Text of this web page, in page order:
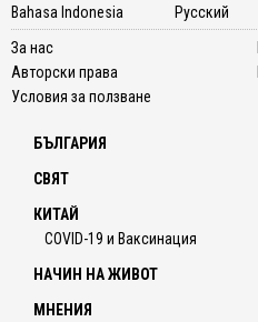
Bahasa Indonesia
Русский
За нас
Авторски права
Условия за ползване
БЪЛГАРИЯ
СВЯТ
КИТАЙ
COVID-19 и Ваксинация
НАЧИН НА ЖИВОТ
МНЕНИЯ